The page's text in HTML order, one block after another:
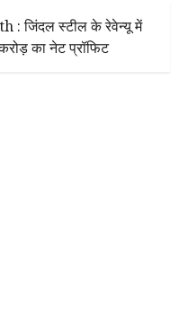
जिंदल स्टील के रेवेन्यू में
का नेट प्रॉफिट